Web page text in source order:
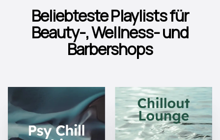
Beliebteste Playlists für
Beauty-, Wellness- und
Barbershops